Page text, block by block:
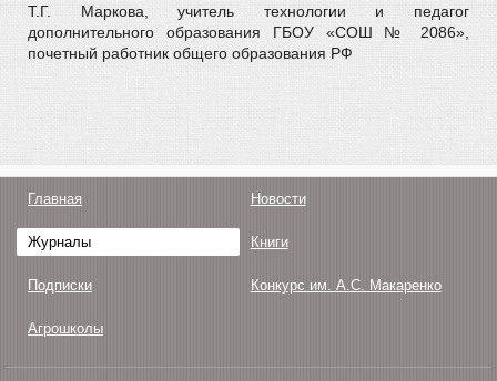
Т.Г. Маркова, учитель технологии и педагог
дополнительного образования ГБОУ «СОШ № 2086»,
почетный работник общего образования РФ
Главная Новости
Журналы Книги
Подписки Конкурс им. А.С. Макаренко
Агрошколы